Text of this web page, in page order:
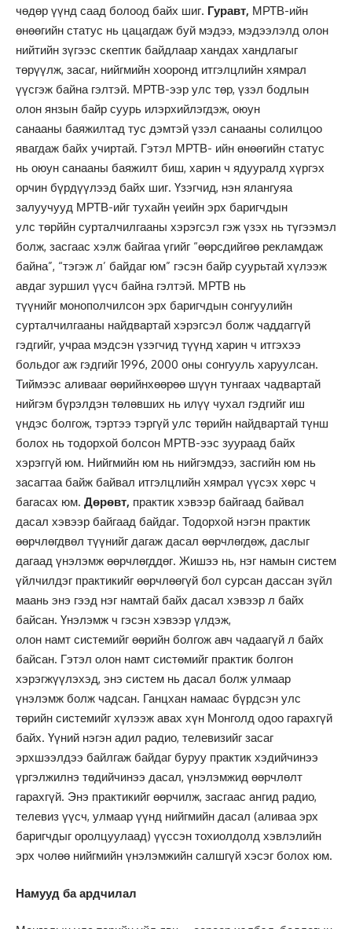
чөдөр үүнд саад болоод байх шиг. Гуравт, МРТВ-ийн
өнөөгийн статус нь цацагдаж буй мэдээ, мэдээлэлд олон
нийтийн зүгээс скептик байдлаар хандах хандлагыг
төрүүлж, засаг, нийгмийн хооронд итгэлцлийн хямрал
үүсгэж байна гэлтэй. МРТВ-ээр улс төр, үзэл бодлын
олон янзын байр суурь илэрхийлэгдэж, оюун
санааны баяжилтад тус дэмтэй үзэл санааны солилцоо
явагдаж байх учиртай. Гэтэл МРТВ- ийн өнөөгийн статус
нь оюун санааны баяжилт биш, харин ч ядууралд хүргэх
орчин бүрдүүлээд байх шиг. Үзэгчид, нэн ялангуяа
залуучууд МРТВ-ийг тухайн үеийн эрх баригчдын
улс төрййн сурталчилгааны хэрэгсэл гэж үзэх нь түгээмэл
болж, засгаас хэлж байгаа үгийг “өөрсдийгөө рекламдаж
байна”, “тэгэж л’ байдаг юм” гэсэн байр суурьтай хүлээж
авдаг зуршил үүсч байна гэлтэй. МРТВ нь
түүнийг монополчилсон эрх баригчдын сонгуулийн
сурталчилгааны найдвартай хэрэгсэл болж чаддаггүй
гэдгийг, учраа мэдсэн үзэгчид түүнд харин ч итгэхээ
больдог аж гэдгийг 1996, 2000 оны сонгууль харуулсан.
Тиймээс аливааг өөрийнхөөрөө шүүн тунгаах чадвартай
нийгэм бүрэлдэн төлөвших нь илүү чухал гэдгийг иш
үндэс болгож, тэртээ тэргүй улс төрийн найдвартай түнш
болох нь тодорхой болсон МРТВ-ээс зуураад байх
хэрэггүй юм. Нийгмийн юм нь нийгэмдээ, засгийн юм нь
засагтаа байж байвал итгэлцлийн хямрал үүсэх хөрс ч
багасах юм. Дөрөвт, практик хэвээр байгаад байвал
дасал хэвээр байгаад байдаг. Тодорхой нэгэн практик
өөрчлөгдвөл түүнийг дагаж дасал өөрчлөгдөж, даслыг
дагаад үнэлэмж өөрчлөгддөг. Жишээ нь, нэг намын систем
үйлчилдэг практикийг өөрчлөөгүй бол сурсан дассан зүйл
маань энэ гээд нэг намтай байх дасал хэвээр л байх
байсан. Үнэлэмж ч гэсэн хэвээр үлдэж,
олон намт системийг өөрийн болгож авч чадаагүй л байх
байсан. Гэтэл олон намт систөмийг практик болгон
хэрэгжүүлэхэд, энэ систем нь дасал болж улмаар
үнэлэмж болж чадсан. Ганцхан намаас бүрдсэн улс
төрийн системийг хүлээж авах хүн Монголд одоо гарахгүй
байх. Үүний нэгэн адил радио, телевизийг засаг
эрхшээлдээ байлгаж байдаг буруу практик хэдийчинээ
үргэлжилнэ төдийчинээ дасал, үнэлэмжид өөрчлөлт
гарахгүй. Энэ практикийг өөрчилж, засгаас ангид радио,
телевиз үүсч, улмаар үүнд нийгмийн дасал (аливаа эрх
баригчдыг оролцуулаад) үүссэн тохиолдолд хэвлэлийн
эрх чолөө нийгмийн үнэлэмжийн салшгүй хэсэг болох юм.
Намууд ба ардчилал